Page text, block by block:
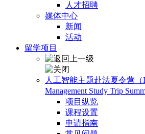
人才招聘
媒体中心
新闻
活动
留学项目
人工智能主题赴法夏令营（
Management Study Trip
项目纵览
课程设置
申请指南